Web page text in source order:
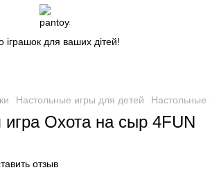
іграшок
іграшок для ваших дітей!
Настольные игры для детей Настольные
игра Охота на сыр 4FUN
отзыв